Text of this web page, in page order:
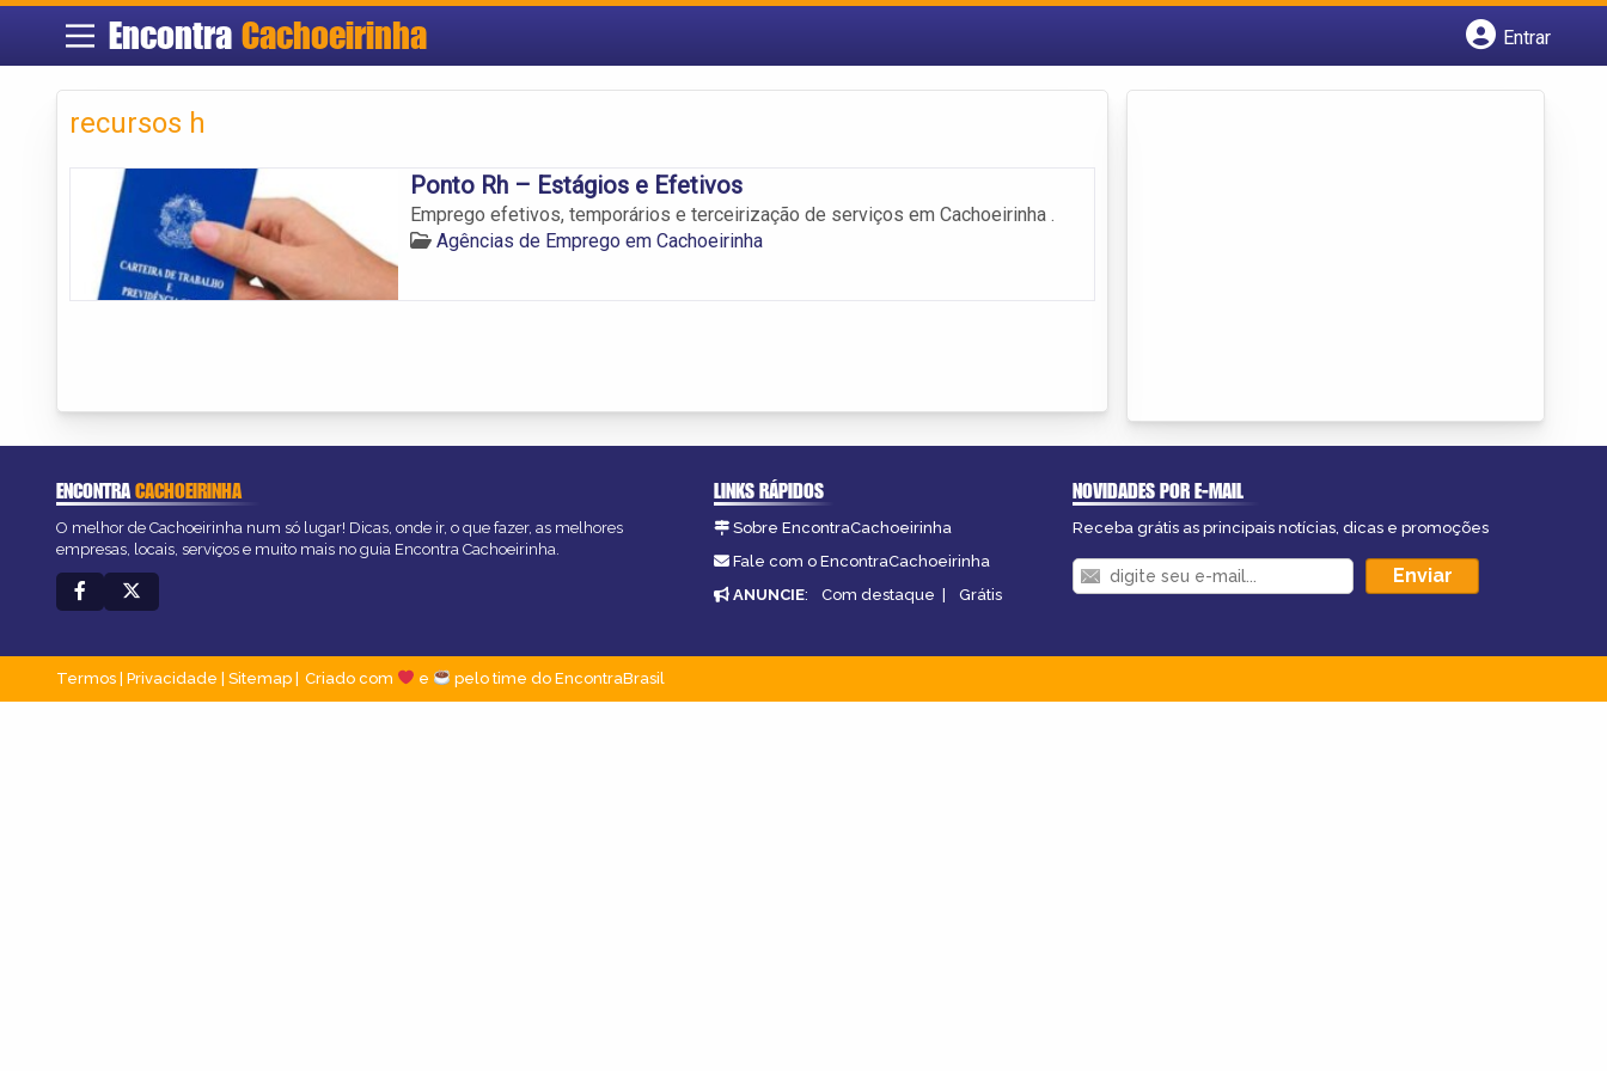
Encontra Cachoeirinha
Entrar
recursos h
Ponto Rh – Estágios e Efetivos
Emprego efetivos, temporários e terceirização de serviços em Cachoeirinha .
Agências de Emprego em Cachoeirinha
ENCONTRACACHOEIRINHA
O melhor de Cachoeirinha num só lugar! Dicas, onde ir, o que fazer, as melhores
empresas, locais, serviços e muito mais no guia Encontra Cachoeirinha.
LINKS RÁPIDOS
Sobre EncontraCachoeirinha
Fale com o EncontraCachoeirinha
ANUNCIE: Com destaque | Grátis
NOVIDADES POR E-MAIL
Receba grátis as principais notícias, dicas e promoções
Termos Privacidade Sitemap Criado com e pelo time do EncontraBrasil